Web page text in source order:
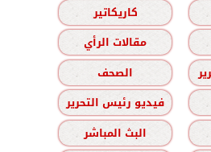
كاريكاتير
مقالات الرأي
الصحف
فيديو رئيس التحرير
البث المباشر